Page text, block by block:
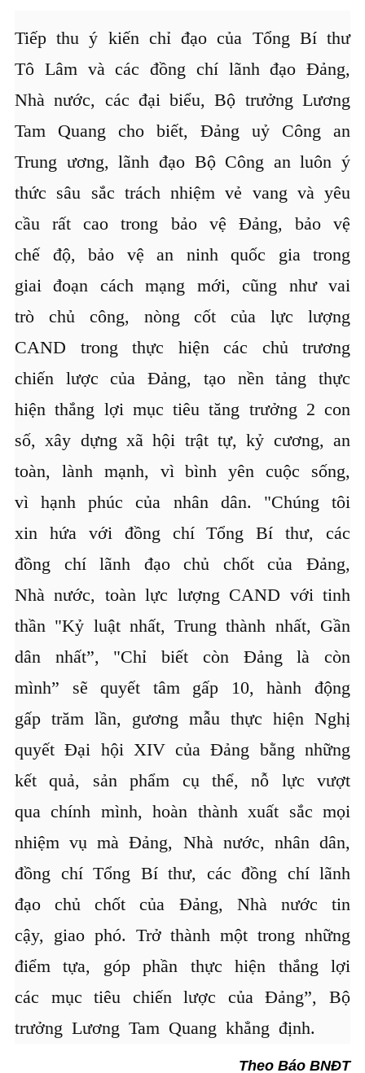
Tiếp thu ý kiến chỉ đạo của Tổng Bí thư
Tô Lâm và các đồng chí lãnh đạo Đảng,
Nhà nước, các đại biểu, Bộ trưởng Lương
Tam Quang cho biết, Đảng uỷ Công an
Trung ương, lãnh đạo Bộ Công an luôn ý
thức sâu sắc trách nhiệm vẻ vang và yêu
cầu rất cao trong bảo vệ Đảng, bảo vệ
chế độ, bảo vệ an ninh quốc gia trong
giai đoạn cách mạng mới, cũng như vai
trò chủ công, nòng cốt của lực lượng
CAND trong thực hiện các chủ trương
chiến lược của Đảng, tạo nền tảng thực
hiện thắng lợi mục tiêu tăng trưởng 2 con
số, xây dựng xã hội trật tự, kỷ cương, an
toàn, lành mạnh, vì bình yên cuộc sống,
vì hạnh phúc của nhân dân. "Chúng tôi
xin hứa với đồng chí Tổng Bí thư, các
đồng chí lãnh đạo chủ chốt của Đảng,
Nhà nước, toàn lực lượng CAND với tinh
thần "Kỷ luật nhất, Trung thành nhất, Gần
dân nhất”, "Chỉ biết còn Đảng là còn
mình” sẽ quyết tâm gấp 10, hành động
gấp trăm lần, gương mẫu thực hiện Nghị
quyết Đại hội XIV của Đảng bằng những
kết quả, sản phẩm cụ thể, nỗ lực vượt
qua chính mình, hoàn thành xuất sắc mọi
nhiệm vụ mà Đảng, Nhà nước, nhân dân,
đồng chí Tổng Bí thư, các đồng chí lãnh
đạo chủ chốt của Đảng, Nhà nước tin
cậy, giao phó. Trở thành một trong những
điểm tựa, góp phần thực hiện thắng lợi
các mục tiêu chiến lược của Đảng”, Bộ
trưởng Lương Tam Quang khẳng định.
Theo Báo BNĐT